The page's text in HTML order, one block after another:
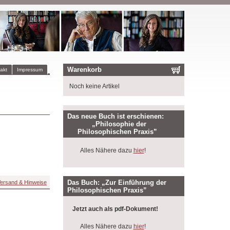
Impressum
& Hinweise
Warenkorb
Noch keine Artikel
Das neue Buch ist erschienen:
„Philosophie der
Philosophischen Praxis”
Alles Nähere dazu hier!
Das Buch: „Zur Einführung der
Philosophischen Praxis”
Jetzt auch als pdf-Dokument!
Alles Nähere dazu hier!